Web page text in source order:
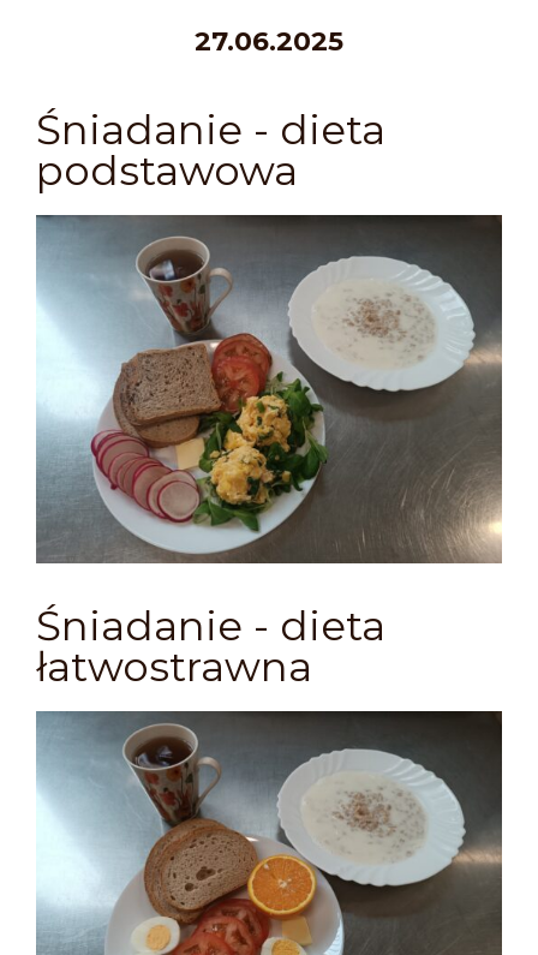
27.06.2025
Śniadanie - dieta
podstawowa
Śniadanie - dieta
łatwostrawna